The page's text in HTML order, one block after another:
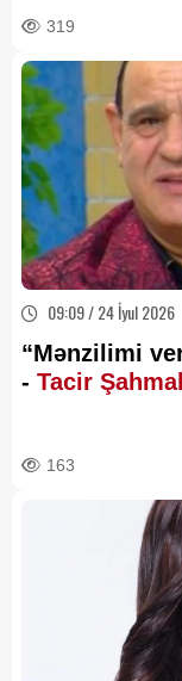
319
09:09 / 24 İyul 2026
“Mənzilimi
- Tacir
163